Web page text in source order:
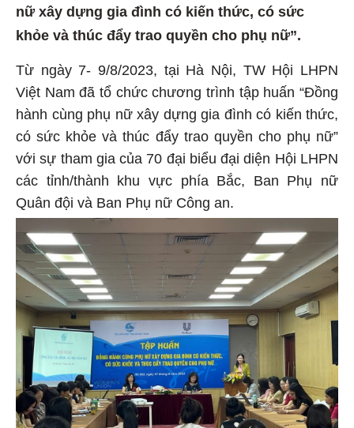
nữ xây dựng gia đình có kiến thức, có sức
khỏe và thúc đẩy trao quyền cho phụ nữ”.
Từ ngày 7- 9/8/2023, tại Hà Nội, TW Hội LHPN
Việt Nam đã tổ chức chương trình tập huấn “Đồng
hành cùng phụ nữ xây dựng gia đình có kiến thức,
có sức khỏe và thúc đẩy trao quyền cho phụ nữ”
với sự tham gia của 70 đại biểu đại diện Hội LHPN
các tỉnh/thành khu vực phía Bắc, Ban Phụ nữ
Quân đội và Ban Phụ nữ Công an.